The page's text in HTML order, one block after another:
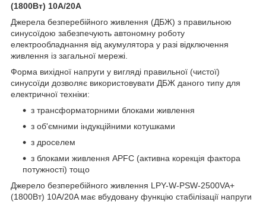
(1800Вт) 10A/20A
Джерела безперебійного живлення (ДБЖ) з правильною
синусоїдою забезпечують автономну роботу
електрообладнання від акумулятора у разі відключення
живлення із загальної мережі.
Форма вихідної напруги у вигляді правильної (чистої)
синусоїди дозволяє використовувати ДБЖ даного типу для
електричної техніки:
з трансформаторними блоками живлення
з об'ємними індукційними котушками
з дроселем
з блоками живлення APFC (активна корекція фактора
потужності) тощо
Джерело безперебійного живлення LPY-W-PSW-2500VA+
(1800Вт) 10A/20A має вбудовану функцію стабілізації напруги